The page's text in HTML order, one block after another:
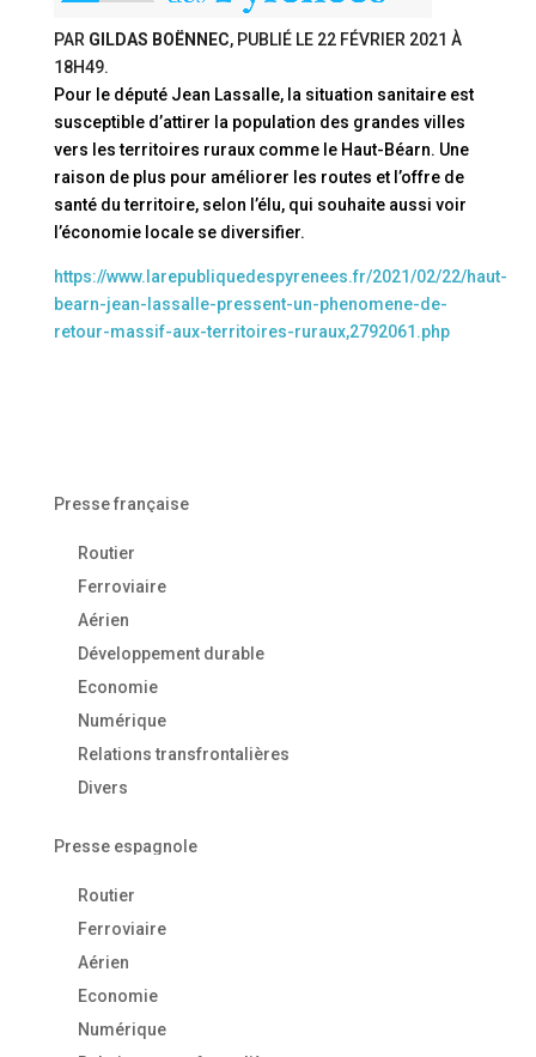
PAR GILDAS BOËNNEC, PUBLIÉ LE 22 FÉVRIER 2021 À
18H49.
Pour le député Jean Lassalle, la situation sanitaire est
susceptible d’attirer la population des grandes villes
vers les territoires ruraux comme le Haut-Béarn. Une
raison de plus pour améliorer les routes et l’offre de
santé du territoire, selon l’élu, qui souhaite aussi voir
l’économie locale se diversifier.
https://www.larepubliquedespyrenees.fr/2021/02/22/haut-
bearn-jean-lassalle-pressent-un-phenomene-de-
retour-massif-aux-territoires-ruraux,2792061.php
Presse française
Routier
Ferroviaire
Aérien
Développement durable
Economie
Numérique
Relations transfrontalières
Divers
Presse espagnole
Routier
Ferroviaire
Aérien
Economie
Numérique